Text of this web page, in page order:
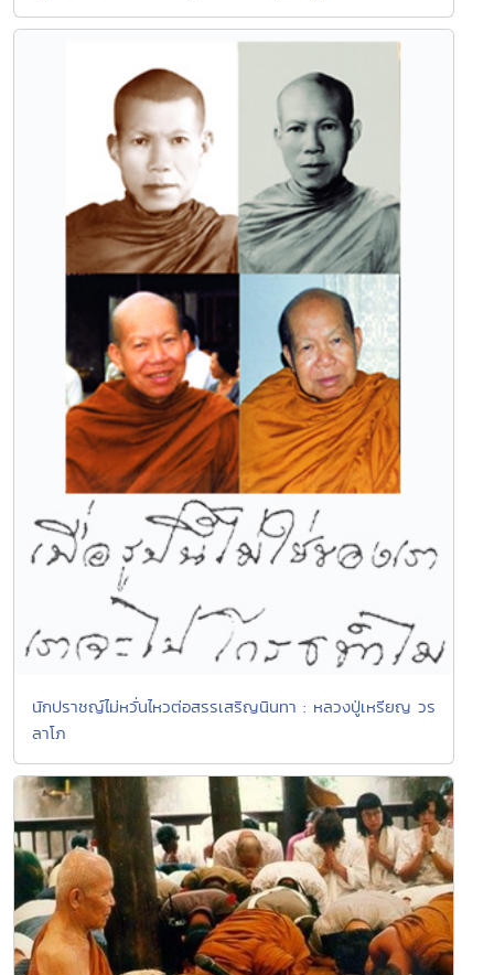
นักปราชญ์ไม่หวั่นไหวต่อสรรเสริญนินทา : หลวงปู่เหรียญ วร
ลาโภ